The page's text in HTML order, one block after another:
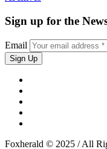
Sign up for the
Email
Foxherald © 2025 / All